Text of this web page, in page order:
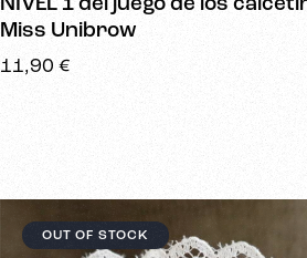
NIVEL 1 del juego de los
Miss Unibrow
11,90€
OUT OF STOCK